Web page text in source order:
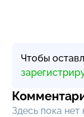
Чтобы
Здесь пока